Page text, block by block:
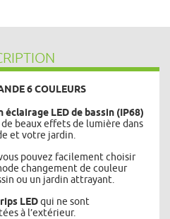
6 COULEURS
éclairage LED de bassin (IP68)
beaux effets de lumière dans
et votre jardin.
pouvez facilement choisir
changement de couleur
ou un jardin attrayant.
LEDqui ne sont
à l’extérieur.